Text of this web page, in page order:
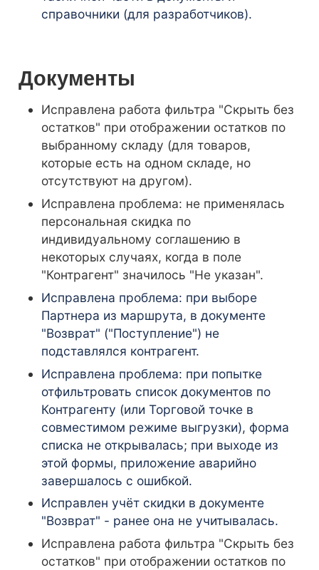
справочники (для разработчиков).
Документы
Исправлена работа фильтра "Скрыть без
остатков" при отображении остатков по
выбранному складу (для товаров,
которые есть на одном складе, но
отсутствуют на другом).
Исправлена проблема: не применялась
персональная скидка по
индивидуальному соглашению в
некоторых случаях, когда в поле
"Контрагент" значилось "Не указан".
Исправлена проблема: при выборе
Партнера из маршрута, в документе
"Возврат" ("Поступление") не
подставлялся контрагент.
Исправлена проблема: при попытке
отфильтровать список документов по
Контрагенту (или Торговой точке в
совместимом режиме выгрузки), форма
списка не открывалась; при выходе из
этой формы, приложение аварийно
завершалось с ошибкой.
Исправлен учёт скидки в документе
"Возврат" - ранее она не учитывалась.
Исправлена работа фильтра "Скрыть без
остатков" при отображении остатков по